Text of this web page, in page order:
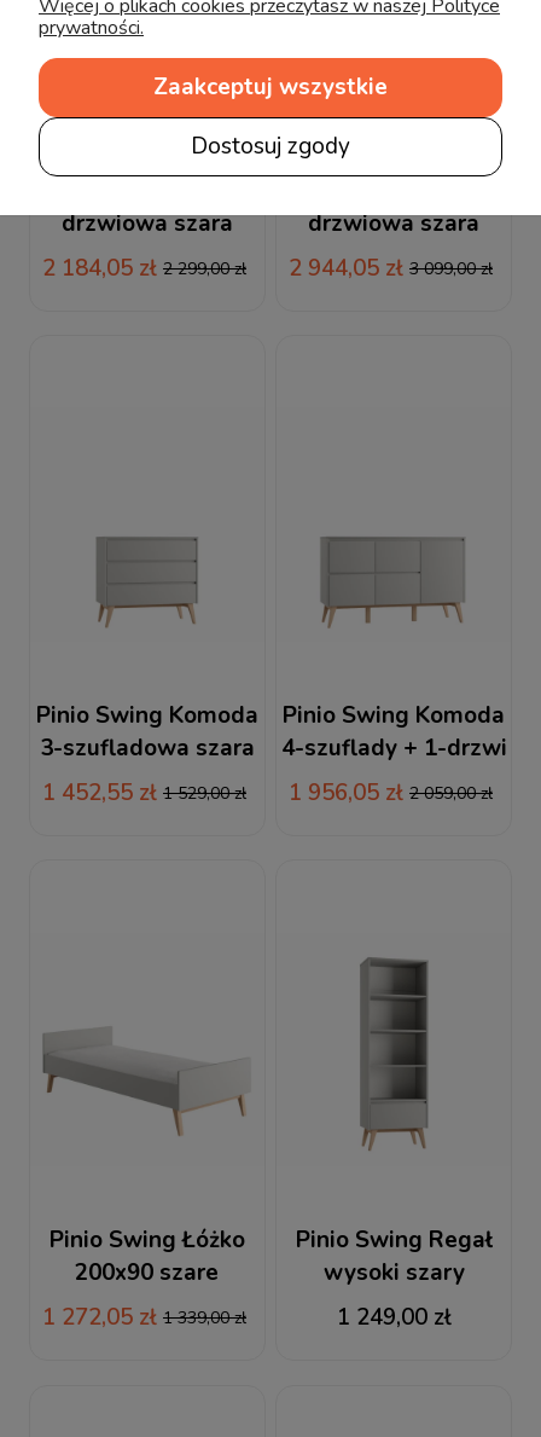
drzwiowa szara
2 184,05 zł 2 299,00 zł
drzwiowa szara
2 944,05 zł 3 099,00 zł
Pinio Swing Komoda
3-szufladowa szara
1 452,55 zł 1 529,00 zł
Pinio Swing Komoda
4-szuflady + 1-drzwi
szara
1 956,05 zł 2 059,00 zł
Pinio Swing Łóżko
200x90 szare
1 272,05 zł 1 339,00 zł
Pinio Swing Regał
wysoki szary
1 249,00 zł
Więcej o plikach cookies przeczytasz w naszej Polityce
prywatności.
Dostosuj zgody
Zaakceptuj wszystkie